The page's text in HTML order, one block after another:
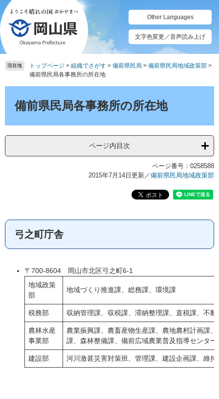
ペ
ー
ジ
の
先
頭
メ
ニ
ュ
ー
を
飛
て
Other Languages
文字色変更／音声読み上げ
現在地 トップページ > 組織でさがす > 備前県民局 > 備前県民局地域政策部 >
備前県民局各事務所の所在地
備前県民局各事務所の所在地
ページ内目次
ページ番号：0258588
2015年7月14日更新／備前県民局地域政策部
弓之町庁舎
〒700-8604 岡山市北区弓之町6-1
地域政策
部
地域づくり推進課、総務課、環境課
税務部 収納管理課、収税課、滞納整理課、直税課、不
農林水産
事業部
農業振興課、農畜産物生産課、農地農村計画課
課、森林整備課、備前広域農業普及指導センター
建設部 河川激甚災害対策班、管理課、建設企画課、維